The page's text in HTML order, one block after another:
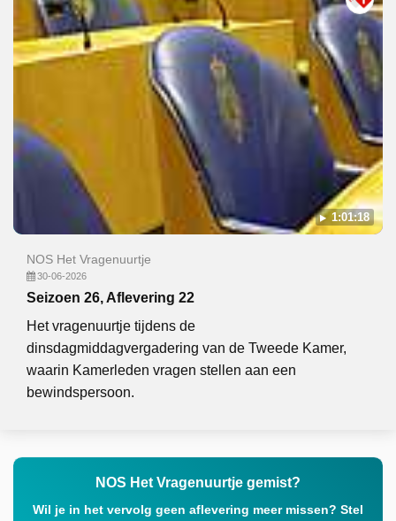
1:01:18
NOS Het Vragenuurtje
30-06-2026
Seizoen 26, Aflevering 22
Het vragenuurtje tijdens de
dinsdagmiddagvergadering van de Tweede Kamer,
waarin Kamerleden vragen stellen aan een
bewindspersoon.
NOS Het Vragenuurtje gemist?
Wil je in het vervolg geen aflevering meer missen? Stel